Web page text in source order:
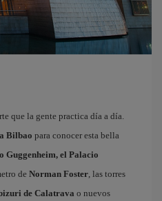
que la gente practica día a día.
Bilbao para conocer esta bella
Guggenheim, el Palacio
de Norman Foster, las torres
de Calatrava o nuevos